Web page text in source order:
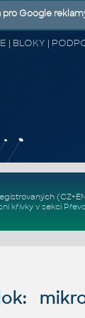
| BLOKY |
křivkyv sekci
Google